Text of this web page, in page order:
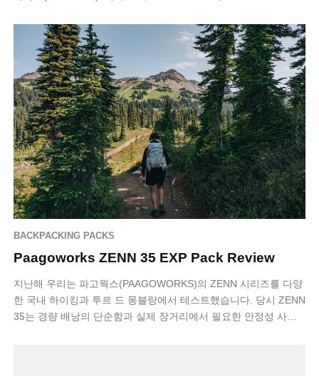
BACKPACKING PACKS
Paagoworks ZENN 35 EXP Pack Review
지난해 우리는 파고웍스(PAAGOWORKS)의 ZENN 시리즈를 다양
한 국내 하이킹과 투르 드 몽블랑에서 테스트했습니다. 당시 ZENN
35는 경량 배낭의 단순함과 실제 장거리에서 필요한 안정성 사이